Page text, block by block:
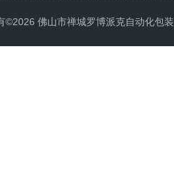
©2026 佛山市禅城罗博派克自动化